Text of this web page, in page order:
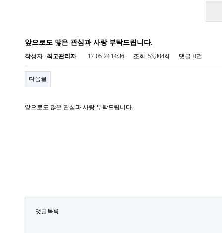
앞으로도 많은 관심과 사랑 부탁드립니다.
작성자 최고관리자 17-05-24 14:36 조회 53,804회 댓글 0건
다음글
앞으로도 많은 관심과 사랑 부탁드립니다.
댓글목록